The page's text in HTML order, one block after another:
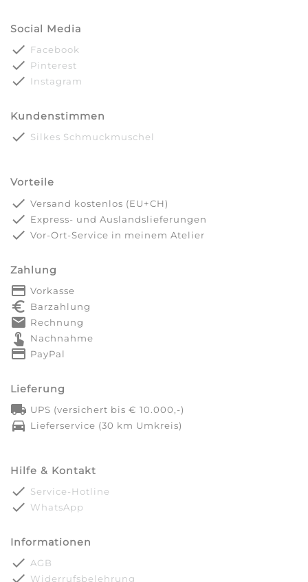
Social Media
done Facebook
done Pinterest
done Instagram
Kundenstimmen
done Silkes Schmuckmuschel
Vorteile
done Versand kostenlos (EU+CH)
done Express- und Auslandslieferungen
done Vor-Ort-Service in meinem Atelier
Zahlung
payment Vorkasse
euro_symbol Barzahlung
markunread Rechnung
touch_app Nachnahme
credit_card PayPal
Lieferung
local_shipping UPS (versichert bis € 10.000,-)
directions_car Lieferservice (30 km Umkreis)
Hilfe & Kontakt
done Service-Hotline
done WhatsApp
Informationen
done AGB
Widerrufsbelehrung